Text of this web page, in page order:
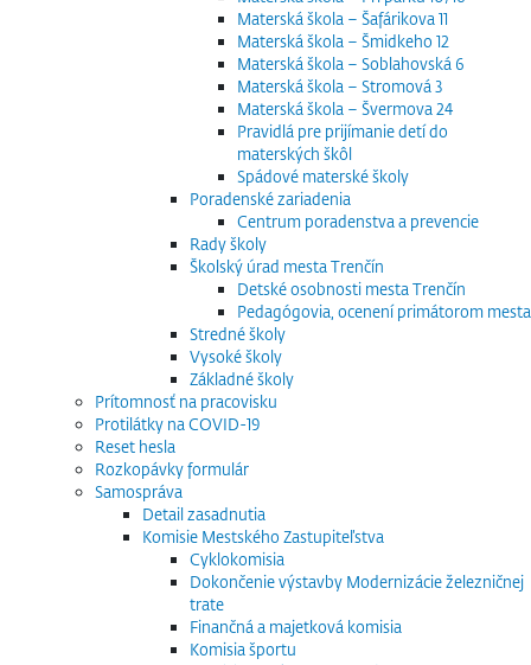
Materská škola – Šafárikova 11
Materská škola – Šmidkeho 12
Materská škola – Soblahovská 6
Materská škola – Stromová 3
Materská škola – Švermova 24
Pravidlá pre prijímanie detí do
materských škôl
Spádové materské školy
Poradenské zariadenia
Centrum poradenstva a prevencie
Rady školy
Školský úrad mesta Trenčín
Detské osobnosti mesta Trenčín
Pedagógovia, ocenení primátorom mesta
Stredné školy
Vysoké školy
Základné školy
Prítomnosť na pracovisku
Protilátky na COVID-19
Reset hesla
Rozkopávky formulár
Samospráva
Detail zasadnutia
Komisie Mestského Zastupiteľstva
Cyklokomisia
Dokončenie výstavby Modernizácie železničnej
trate
Finančná a majetková komisia
Komisia športu